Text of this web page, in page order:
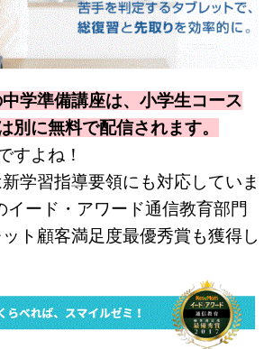
学準備講座は、小学生コース
別に無料で配信されます。
すよね！
学習指導要領にも対応していま
イード・アワード通信教育部門
ト顧客満足度最優秀賞も獲得し